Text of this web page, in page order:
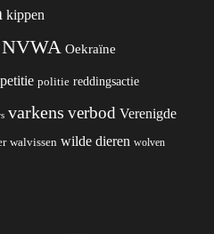
kippen
NVWA Oekraïne
petitie politie reddingsactie
varkens verbod Verenigde
walvissen wilde dieren wolven